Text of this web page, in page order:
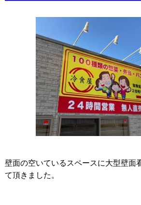
壁面の空いているスペースに大型壁面
て頂きました。